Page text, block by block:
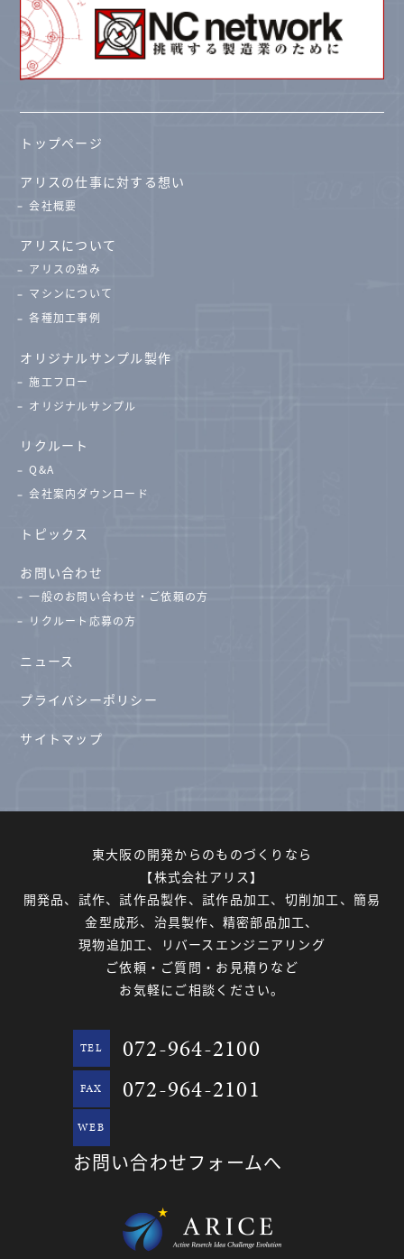
トップページ
アリスの仕事に対する想い
会社概要
アリスについて
アリスの強み
マシンについて
各種加工事例
オリジナルサンプル製作
施工フロー
オリジナルサンプル
リクルート
Q&A
会社案内ダウンロード
トピックス
お問い合わせ
一般のお問い合わせ・ご依頼の方
リクルート応募の方
ニュース
プライバシーポリシー
サイトマップ
東大阪の開発からのものづくりなら
【株式会社アリス】
開発品、試作、試作品製作、試作品加工、切削加工、簡易
金型成形、治具製作、精密部品加工、
現物追加工、リバースエンジニアリング
ご依頼・ご質問・お見積りなど
お気軽にご相談ください。
TEL 072-964-2100
FAX 072-964-2101
WEB
お問い合わせフォームへ